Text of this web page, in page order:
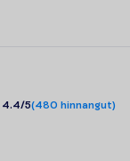
4.4/5(480 hinnangut)